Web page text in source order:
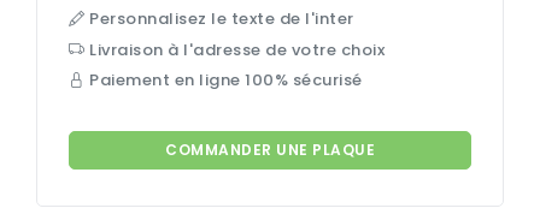
Personnalisez le texte de l'inter
Livraison à l'adresse de votre choix
Paiement en ligne 100% sécurisé
COMMANDER UNE PLAQUE